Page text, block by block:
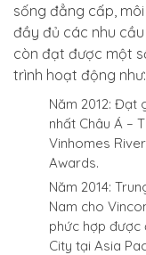
sống đẳng cấp,
đầy đủ các nhu
còn đạt được một
trình hoạt động như:
Năm 2012: Đạt
nhất Châu Á –
Vinhomes
Awards.
Năm 2014:
Nam cho
phức hợp được
City tại Asia